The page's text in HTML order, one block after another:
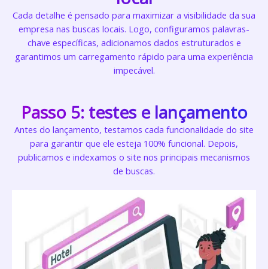
Cada detalhe é pensado para maximizar a visibilidade da sua
empresa nas buscas locais. Logo, configuramos palavras-
chave específicas, adicionamos dados estruturados e
garantimos um carregamento rápido para uma experiência
impecável.
Passo 5: testes e lançamento
Antes do lançamento, testamos cada funcionalidade do site
para garantir que ele esteja 100% funcional. Depois,
publicamos e indexamos o site nos principais mecanismos
de buscas.